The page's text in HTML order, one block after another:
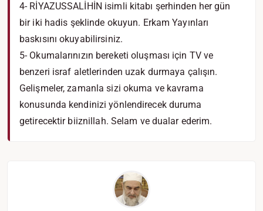
4- RİYAZUSSALİHİN isimli kitabı şerhinden her gün
bir iki hadis şeklinde okuyun. Erkam Yayınları
baskısını okuyabilirsiniz.
5- Okumalarınızın bereketi oluşması için TV ve
benzeri israf aletlerinden uzak durmaya çalışın.
Gelişmeler, zamanla sizi okuma ve kavrama
konusunda kendinizi yönlendirecek duruma
getirecektir biiznillah. Selam ve dualar ederim.